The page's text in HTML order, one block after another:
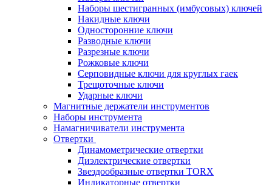
Наборы шестигранных (имбусовых) ключей
Накидные ключи
Односторонние ключи
Разводные ключи
Разрезные ключи
Рожковые ключи
Серповидные ключи для круглых гаек
Трещоточные ключи
Ударные ключи
Магнитные держатели инструментов
Наборы инструмента
Намагничиватели инструмента
Отвертки
Динамометрические отвертки
Диэлектрические отвертки
Звездообразные отвертки TORX
Индикаторные отвертки